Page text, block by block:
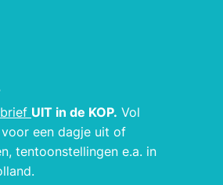
UIT in de KOP. Vol
een dagje uit of
tentoonstellingen e.a. in